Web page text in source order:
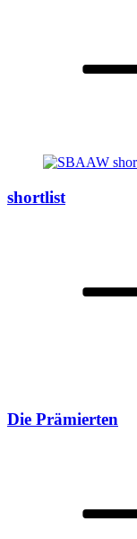
shortlist
Die Prämierten